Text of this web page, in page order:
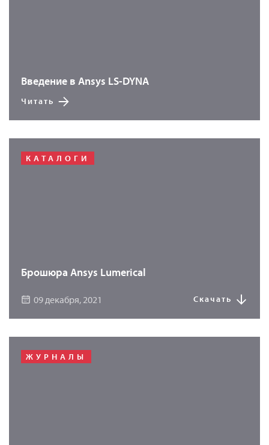
Введение в Ansys LS-DYNA
Читать
КАТАЛОГИ
Брошюра Ansys Lumerical
09 декабря, 2021 Скачать
ЖУРНАЛЫ